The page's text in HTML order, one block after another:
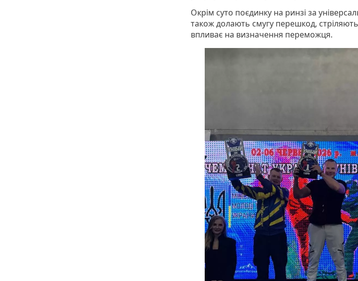
Окрім суто поєдинку на ринзі за
також долають смугу перешкод,
впливає на визначення переможця.